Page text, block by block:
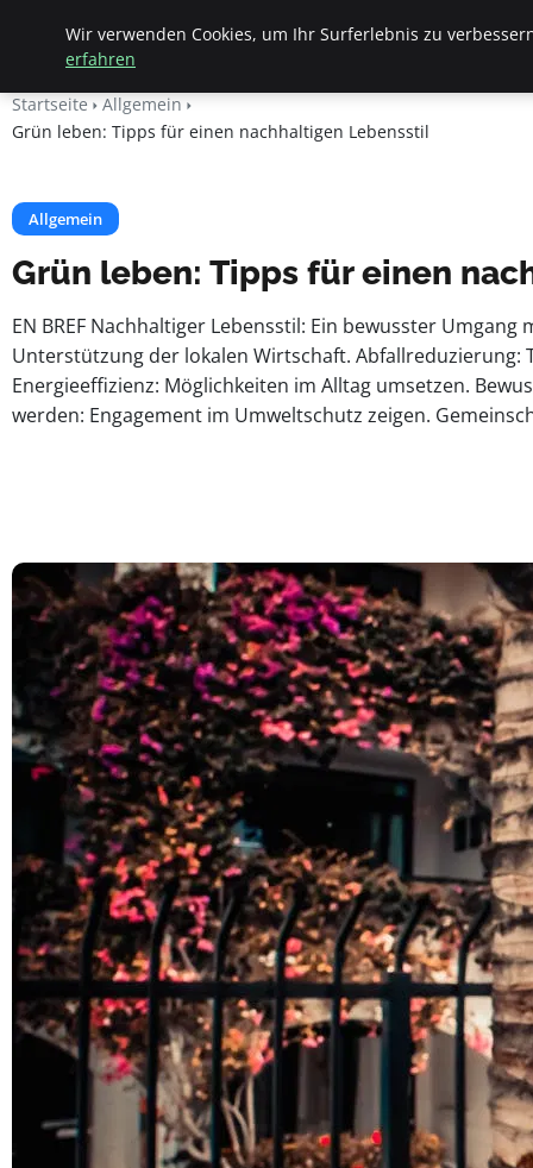
Apemania Shop
Startseite
Allgemein
Grün leben: Tipps für einen nachhaltigen Lebensstil
Allgemein
Grün leben: Tipps für einen
EN BREF Nachhaltiger Lebensstil: Ein bewusster
Unterstützung der lokalen Wirtschaft. Abfallreduzierung:
Energieeffizienz: Möglichkeiten im Alltag umsetzen.
werden: Engagement im Umweltschutz zeigen.
Wir verwenden Cookies, um Ihr Surferlebnis zu
erfahren